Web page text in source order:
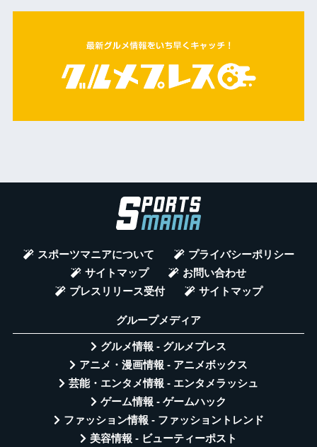
スポーツマニアについて
プライバシーポリシー
サイトマップ
お問い合わせ
プレスリリース受付
サイトマップ
グループメディア
グルメ情報 - グルメプレス
アニメ・漫画情報 - アニメボックス
芸能・エンタメ情報 - エンタメラッシュ
ゲーム情報 - ゲームハック
ファッション情報 - ファッショントレンド
美容情報 - ビューティーポスト